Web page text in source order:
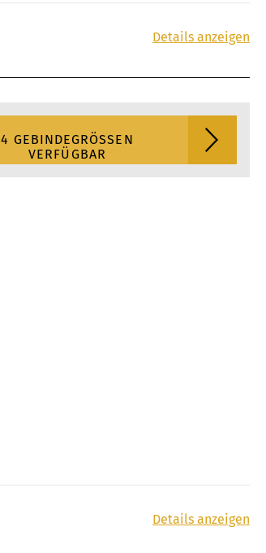
Details anzeigen
4 GEBINDEGRÖSSEN V
ERFÜGBAR
Details anzeigen